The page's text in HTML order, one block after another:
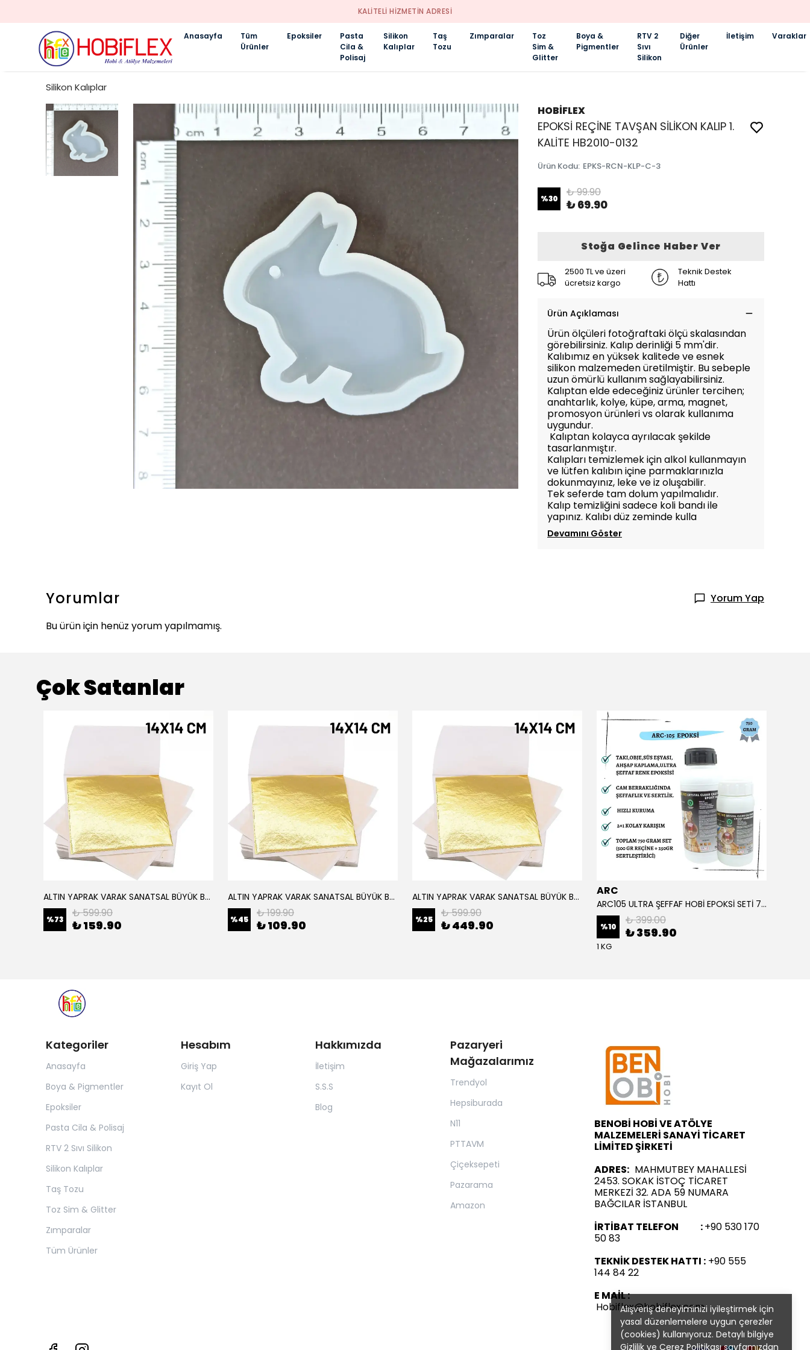
KALİTELİ HİZMETİN ADRESİ
Anasayfa
Tüm
Ürünler
Epoksiler
Pasta
Cila &
Polisaj
Silikon
Kalıplar
Taş
Tozu
Zımparalar
Toz
Sim &
Glitter
Boya &
Pigmentler
RTV 2
Sıvı
Silikon
Diğer
Ürünler
İletişim Varaklar
Alışveriş deneyiminizi iyileştirmek için
yasal düzenlemelere uygun çerezler
(cookies) kullanıyoruz. Detaylı bilgiye
Gizlilik ve Çerez Politikasısayfamızdan
Silikon Kalıplar
HOBİFLEX
EPOKSİ REÇİNE TAVŞAN SİLİKON KALIP 1.
KALİTE HB2010-0132
Ürün Kodu: EPKS-RCN-KLP-C-3
%30 ₺ 99.90
₺ 69.90
Stoğa Gelince Haber Ver
2500 TL ve üzeri
ücretsiz kargo
Teknik Destek
Hattı
Ürün Açıklaması
Ürün ölçüleri fotoğraftaki ölçü skalasından
görebilirsiniz. Kalıp derinliği 5 mm'dir.
Kalıbımız en yüksek kalitede ve esnek
silikon malzemeden üretilmiştir. Bu sebeple
uzun ömürlü kullanım sağlayabilirsiniz.
Kalıptan elde edeceğiniz ürünler tercihen;
anahtarlık, kolye, küpe, arma, magnet,
promosyon ürünleri vs olarak kullanıma
uygundur.
Kalıptan kolayca ayrılacak şekilde
tasarlanmıştır.
Kalıpları temizlemek için alkol kullanmayın
ve lütfen kalıbın içine parmaklarınızla
dokunmayınız, leke ve iz oluşabilir.
Tek seferde tam dolum yapılmalıdır.
Kalıp temizliğini sadece koli bandı ile
yapınız. Kalıbı düz zeminde kulla
Devamını Göster
Yorumlar
Yorum Yap
Bu ürün için henüz yorum yapılmamış.
Çok Satanlar
ALTIN YAPRAK VARAK SANATSAL BÜYÜK BOY FOLYO EPOKSİ REÇİNE NAİL ART 16 ADET 14X14 CM ALTIN RENK
%73 ₺ 599.90
₺ 159.90
ALTIN YAPRAK VARAK SANATSAL BÜYÜK BOY FOLYO EPOKSİ REÇİNE NAİL ART 8 ADET ALTIN RENK 14X14 CM
%45 ₺ 199.90
₺ 109.90
ALTIN YAPRAK VARAK SANATSAL BÜYÜK BOY FOLYO EPOKSİ REÇİNE NAİL ART 90 ADET 14X14 CM ALTIN RENK
%25 ₺ 599.90
₺ 449.90
ARC
ARC105 ULTRA ŞEFFAF HOBİ EPOKSİ SETİ 750 GRAM
%10 ₺ 399.00
₺ 359.90
1 KG
Kategoriler
Anasayfa
Boya & Pigmentler
Epoksiler
Pasta Cila & Polisaj
RTV 2 Sıvı Silikon
Silikon Kalıplar
Taş Tozu
Toz Sim & Glitter
Zımparalar
Tüm Ürünler
Hesabım
Giriş Yap
Kayıt Ol
Hakkımızda
İletişim
S.S.S
Blog
Pazaryeri
Mağazalarımız
Trendyol
Hepsiburada
N11
PTTAVM
Çiçeksepeti
Pazarama
Amazon
BENOBİ HOBİ VE ATÖLYE
MALZEMELERİ SANAYİ TİCARET
LİMİTED ŞİRKETİ
ADRES: MAHMUTBEY MAHALLESİ
2453. SOKAK İSTOÇ TİCARET
MERKEZİ 32. ADA 59 NUMARA
BAĞCILAR İSTANBUL
İRTİBAT TELEFON :+90 530 170
50 83
TEKNİK DESTEK HATTI : +90 555
144 84 22
E MAİL :
Hobiflex@hobiflex.com